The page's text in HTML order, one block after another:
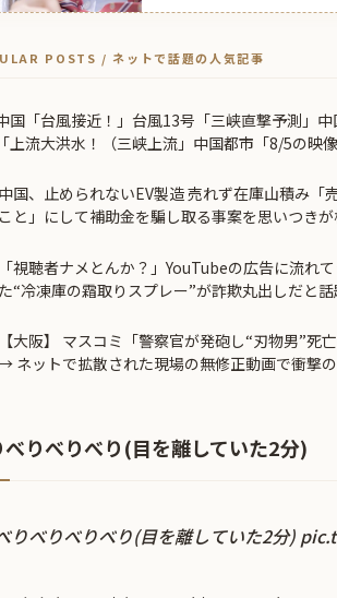
POSTS / ネットで話題の人気記事
国「台風接近！」台風13号「三峡直撃予測」中
「上流大洪水！（三峡上流」中国都市「8/5の映
害（震え声」→
中国、止められないEV製造 売れず在庫山積み「
こと」にして補助金を騙し取る事案を思いつき
「視聴者ナメとんか？」YouTubeの広告に流れて
た“冷凍庫の霜取りスプレー”が詐欺丸出しだと話
【大阪】 マスコミ「警察官が発砲し“刃物男”死亡
ネットで拡散された現場の無修正動画で衝撃
べりべりべり(目を離していた2分)
りべりべりべり(目を離していた2分)